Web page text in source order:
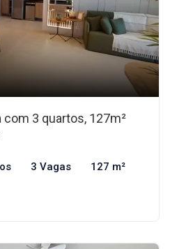
3 quartos, 127m²
3 Vagas 127 m²